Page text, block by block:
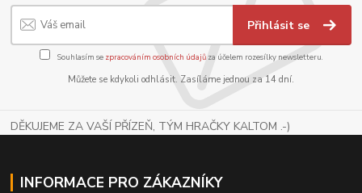
Přihlásit se
Souhlasím se zpracováním osobních údajůza účelem rozesílky newsletteru.
Můžete se kdykoli odhlásit. Zasíláme jednou za 14 dní.
DĚKUJEME ZA VAŠÍ PŘÍZEŇ, TÝM HRAČKY KALTOM .-)
INFORMACE PRO ZÁKAZNÍKY